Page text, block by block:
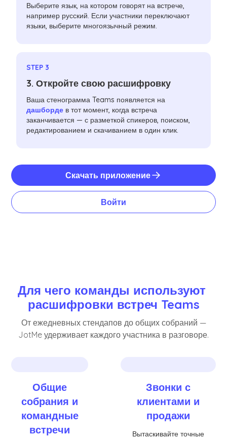
Выберите язык, на котором говорят на встрече,
например русский. Если участники переключают
языки, выберите многоязычный режим.
STEP 3
3. Откройте свою расшифровку
Ваша стенограмма Teams появляется на
дашборде в тот момент, когда встреча
заканчивается — с разметкой спикеров, поиском,
редактированием и скачиванием в один клик.
Скачать приложение
Войти
Для чего команды используют
расшифровки встреч Teams
От ежедневных стендапов до общих собраний —
JotMe удерживает каждого участника в разговоре.
Общие
собрания и
командные
встречи
Звонки с
клиентами и
продажи
Вытаскивайте точные